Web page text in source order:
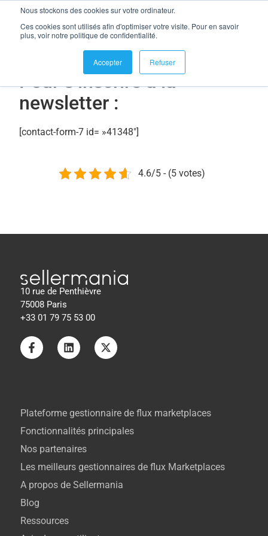
Nous stockons des cookies sur votre ordinateur.
Ces cookies sont utilisés afin d'optimiser votre visite. Pour en savoir
plus, voir notre politique de confidentialité.
Accepter Refuser
se connecter
Newsletter
Pour s’inscrire à la
newsletter :
[contact-form-7 id= »41348″]
4.6/5 - (5 votes)
10 rue de Penthièvre
75008 Paris
+33 01 79 75 53 00
A propos de Sellermania
Blog
Ressources
Plateforme gestionnaire de flux marketplaces
Fonctionnalités principales
Nos partenaires
Les meilleurs gestionnaires de flux Marketplaces